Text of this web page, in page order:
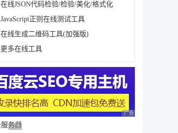
在线JSON代码检验/检验/美化/格式化
JavaScript正则在线测试工具
在线生成二维码工具(加强版)
更多在线工具
广告 商业广告，理性
广告 商业广告，理性选择